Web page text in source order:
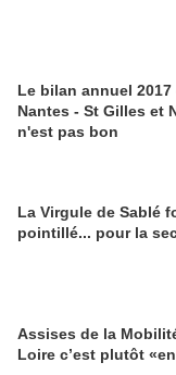
Le bilan annuel 2017 des lignes
Nantes - St Gilles et
n'est pas bon
La Virgule de Sablé
pointillé... pour la
Assises de la
Loire